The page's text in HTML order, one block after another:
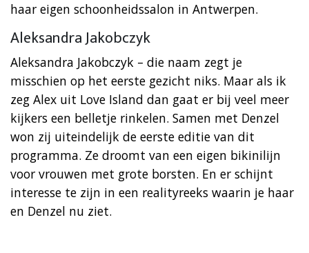
haar eigen schoonheidssalon in Antwerpen.
Aleksandra Jakobczyk
Aleksandra Jakobczyk – die naam zegt je
misschien op het eerste gezicht niks. Maar als ik
zeg Alex uit Love Island dan gaat er bij veel meer
kijkers een belletje rinkelen. Samen met Denzel
won zij uiteindelijk de eerste editie van dit
programma. Ze droomt van een eigen bikinilijn
voor vrouwen met grote borsten. En er schijnt
interesse te zijn in een realityreeks waarin je haar
en Denzel nu ziet.